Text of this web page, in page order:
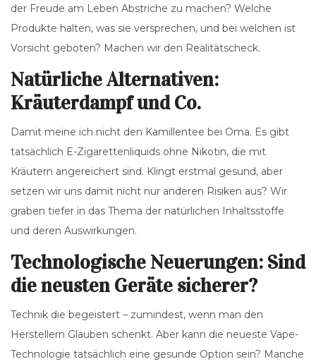
der Freude am Leben Abstriche zu machen? Welche
Produkte halten, was sie versprechen, und bei welchen ist
Vorsicht geboten? Machen wir den Realitätscheck.
Natürliche Alternativen:
Kräuterdampf und Co.
Damit meine ich nicht den Kamillentee bei Oma. Es gibt
tatsächlich E-Zigarettenliquids ohne Nikotin, die mit
Kräutern angereichert sind. Klingt erstmal gesund, aber
setzen wir uns damit nicht nur anderen Risiken aus? Wir
graben tiefer in das Thema der natürlichen Inhaltsstoffe
und deren Auswirkungen.
Technologische Neuerungen: Sind
die neusten Geräte sicherer?
Technik die begeistert – zumindest, wenn man den
Herstellern Glauben schenkt. Aber kann die neueste Vape-
Technologie tatsächlich eine gesunde Option sein? Manche